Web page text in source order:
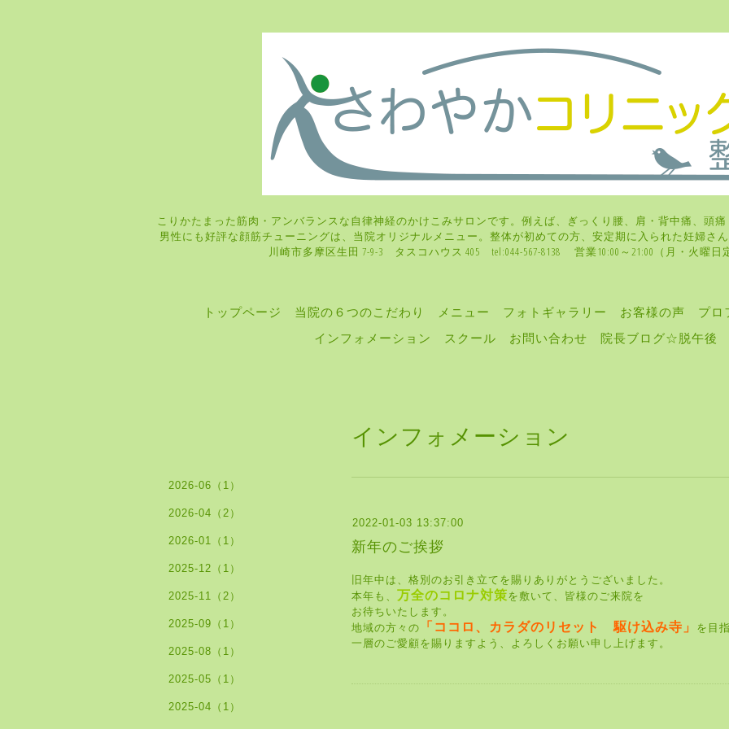
こりかたまった筋肉・アンバランスな自律神経のかけこみサロンです。例えば、ぎっくり腰、肩・背中痛、頭痛
男性にも好評な顔筋チューニングは、当院オリジナルメニュー。整体が初めての方、安定期に入られた
川崎市多摩区生田 7-9-3 タスコハウス 405 tel:044-567-8138 営業10:00～21:00（月・火曜日
トップページ 当院の６つのこだわり メニュー フォトギャラリー お客様の声 プロ
インフォメーション
スクール お問い合わせ 院長ブログ☆脱午後
インフォメーション
2022-01-03 13:37:00
新年のご挨拶
旧年中は、格別のお引き立てを賜りありがとうございました。
本年も、 万全のコロナ対策を敷いて、皆様のご来院を
お待ちいたします。
地域の方々の
「ココロ、カラダのリセット 駆け込み寺」
を目
一層のご愛顧を賜りますよう、よろしくお願い申し上げます。
2026-06（1）
2026-04（2）
2026-01（1）
2025-12（1）
2025-11（2）
2025-09（1）
2025-08（1）
2025-05（1）
2025-04（1）